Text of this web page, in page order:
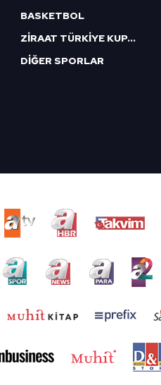
BASKETBOL
ZİRAAT TÜRKİYE KUPASI
DİĞER SPORLAR